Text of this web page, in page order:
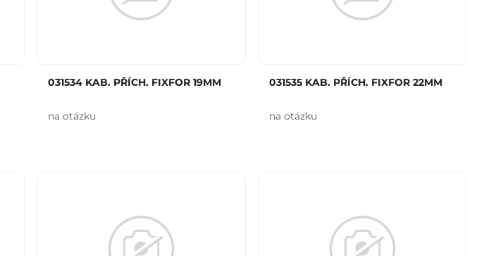
031534 KAB. PŘÍCH. FIXFOR 19MM
na otázku
031535 KAB. PŘÍCH. FIXFOR 22MM
na otázku